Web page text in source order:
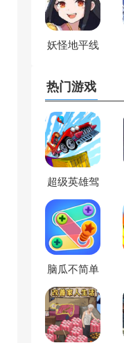
妖怪地平线
热门游戏
超级英雄驾
脑瓜不简单